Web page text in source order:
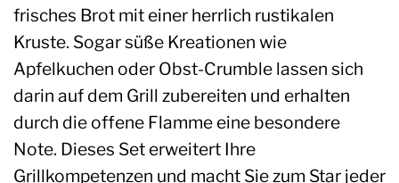
frisches Brot mit einer herrlich rustikalen
Kruste. Sogar süße Kreationen wie
Apfelkuchen oder Obst-Crumble lassen sich
darin auf dem Grill zubereiten und erhalten
durch die offene Flamme eine besondere
Note. Dieses Set erweitert Ihre
Grillkompetenzen und macht Sie zum Star jeder